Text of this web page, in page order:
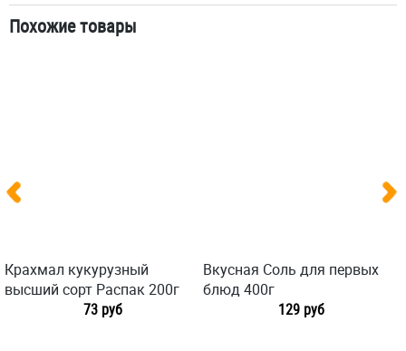
Похожие товары
Крахмал кукурузный
высший сорт Распак 200г
73 руб
Вкусная Соль для первых
блюд 400г
129 руб